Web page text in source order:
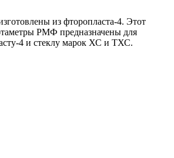
из фторопласта-4. Этот
РМФ предназначены для
4 и стеклу марок ХС и ТХС.